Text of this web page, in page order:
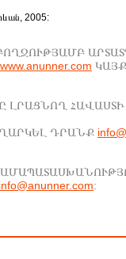
2005:
www.anunner.com
ԼՐԱՑՆՈՂ ՀԱՎԱՍՏԻ
ԴՐԱՆՔ
info@anunner.com: